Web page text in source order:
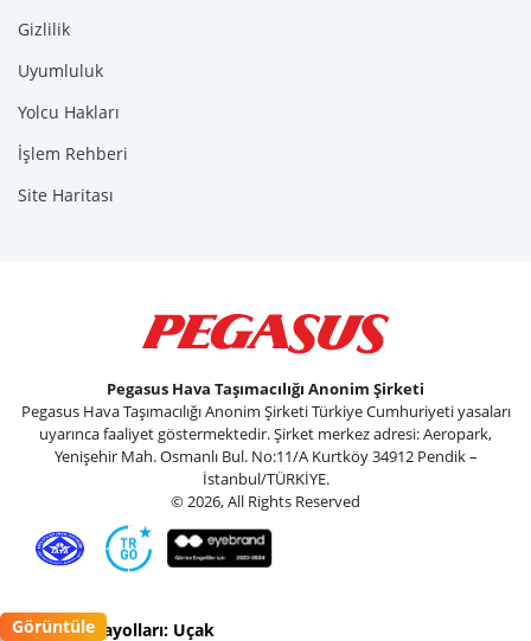
Gizlilik
Uyumluluk
Yolcu Hakları
İşlem Rehberi
Site Haritası
Pegasus Hava Taşımacılığı Anonim Şirketi
Pegasus Hava Taşımacılığı Anonim Şirketi Türkiye Cumhuriyeti yasaları
uyarınca faaliyet göstermektedir. Şirket merkez adresi: Aeropark,
Yenişehir Mah. Osmanlı Bul. No:11/A Kurtköy 34912 Pendik –
İstanbul/TÜRKİYE.
© 2026, All Rights Reserved
Pegasus Havayolları: Uçak
Görüntüle